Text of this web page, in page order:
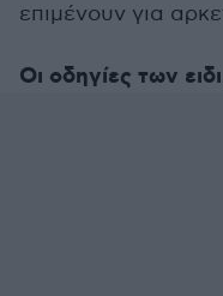
επιμένουν για
Οι οδηγίες των